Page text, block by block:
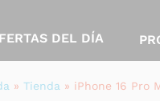
DEL DÍA
» Tienda » iPhone 16 Pro